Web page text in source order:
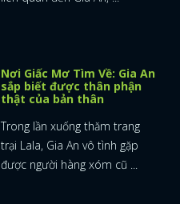
Nơi Giấc Mơ Tìm Về: Gia An
sắp biết được thân phận
thật của bản thân
Trong lần xuống thăm trang
trại Lala, Gia An vô tình gặp
được người hàng xóm cũ ...